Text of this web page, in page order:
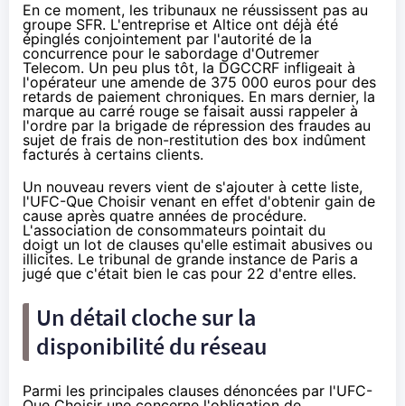
En ce moment, les tribunaux ne réussissent pas au
groupe SFR. L'entreprise et Altice ont déjà été
épinglés conjointement par l'autorité de la
concurrence pour le sabordage d'Outremer
Telecom. Un peu plus tôt, la DGCCRF infligeait à
l'opérateur une amende de 375 000 eurospour des
retards de paiement chroniques. En mars dernier, la
marque au carré rouge se faisait aussi rappeler à
l'ordre par la brigade de répression des fraudes au
sujet de frais de non-restitution des box indûment
facturés à certains clients.
Un nouveau revers vient de s'ajouter à cette liste,
l'UFC-Que Choisir venant en effet d'obtenir gain de
cause après quatre années de procédure.
L'association de consommateurs pointait du
doigt un lot de clauses qu'elle estimait abusives ou
illicites. Le tribunal de grande instance de Paris a
jugé que c'était bien le cas pour 22 d'entre elles.
Un détail cloche sur la
disponibilité du réseau
Parmi les principales clauses dénoncées par l'UFC-